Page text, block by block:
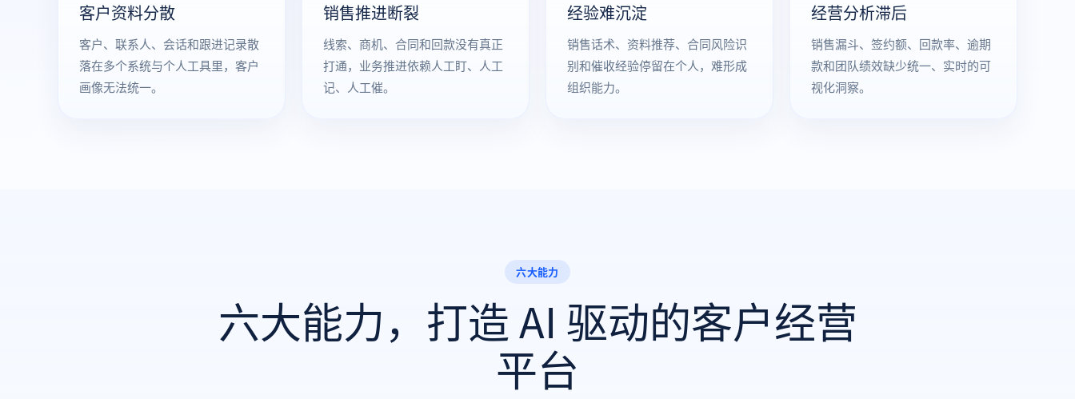
客户资料分散
客户、联系人、会话和跟进记录散
落在多个系统与个人工具里，客户
画像无法统一。
销售推进断裂
线索、商机、合同和回款没有真正
打通，业务推进依赖人工盯、人工
记、人工催。
经验难沉淀
销售话术、资料推荐、合同风险识
别和催收经验停留在个人，难形成
组织能力。
经营分析滞后
销售漏斗、签约额、回款率、逾期
款和团队绩效缺少统一、实时的可
视化洞察。
六大能力
六大能力，打造 AI 驱动的客户经营
平台